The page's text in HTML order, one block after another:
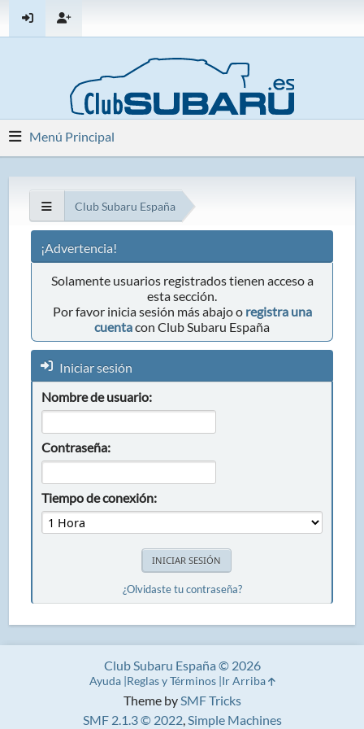
Menú Principal
Club Subaru España
¡Advertencia!
Solamente usuarios registrados tienen acceso a
esta sección.
Por favor inicia sesión más abajo o registra una
cuentacon Club Subaru España
Iniciar sesión
Nombre de usuario:
Contraseña:
Tiempo de conexión:
¿Olvidaste tu contraseña?
Theme bySMF Tricks
SMF 2.1.3 © 2022,Simple Machines
Club Subaru España © 2026
Ayuda Reglas y Términos Ir Arriba